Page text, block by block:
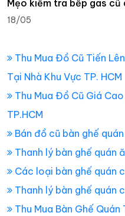
Mẹo kiểm tra bếp gas cũ
18/05
Thu Mua Đồ Cũ Tiến
Tại Nhà Khu Vực TP. HCM
Thu Mua Đồ Cũ Giá
TP.HCM
Bán đồ cũ bàn ghế
Thanh lý bàn ghế quán
Các loại bàn ghế quán
Thanh lý bàn ghế quán
Thu Mua Bàn Ghế Quán